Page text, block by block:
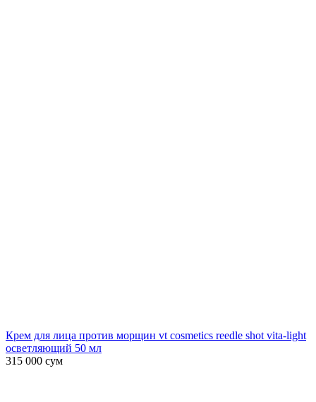
Крем для лица против морщин vt cosmetics reedle shot vita-light
осветляющий 50 мл
315 000 сум